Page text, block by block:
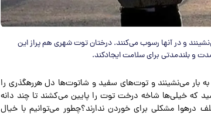
و در آنها رسوب می‌کنند. درختان توت شهری هم پراز این
و بلندمدتی برای سلامت ایجادکند.
بار می‌نشینند و توت‌های سفید و شاتوت‌ها دل هررهگذری را
که خیلی‌ها شاخه درخت توت را پایین می‌کشند تا چند دانه
درهوا مشکلی برای خوردن ندارند؟چطور می‌توانیم با خیال